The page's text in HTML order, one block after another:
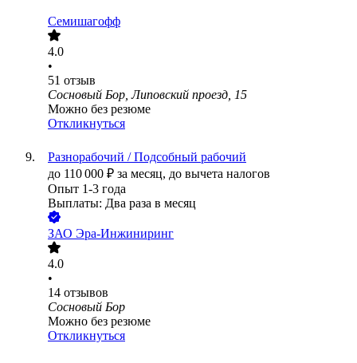
Семишагофф
4.0
•
51 отзыв
Сосновый Бор, Липовский проезд, 15
Можно без резюме
Откликнуться
Разнорабочий / Подсобный рабочий
до 110 000 ₽ за месяц, до вычета налогов
Опыт 1-3 года
Выплаты: Два раза в месяц
ЗАО Эра-Инжиниринг
4.0
•
14 отзывов
Сосновый Бор
Можно без резюме
Откликнуться